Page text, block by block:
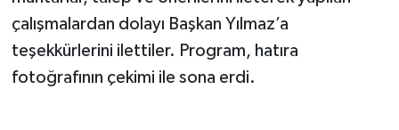
çalışmalardan dolayı Başkan Yılmaz’a
teşekkürlerini ilettiler. Program, hatıra
fotoğrafının çekimi ile sona erdi.